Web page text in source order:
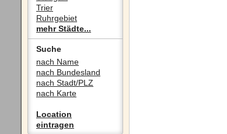
Trier
Ruhrgebiet
mehr Städte...
Suche
nach Name
nach Bundesland
nach Stadt/PLZ
nach Karte
Location
eintragen